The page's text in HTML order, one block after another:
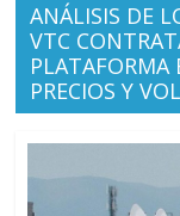
ANÁLISIS DE
VTC
PLATAFORMA
PRECIOS Y